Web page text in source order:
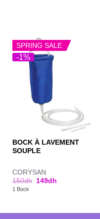
-1%
SPRING SALE
BOCK À LAVEMENT
SOUPLE
CORYSAN
150dh 149dh
1 Bock